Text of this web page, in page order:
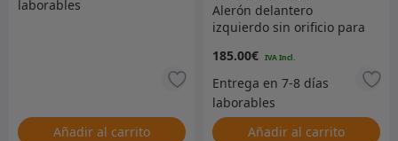
Añadir al carrito
Alerón delantero
izquierdo sin orificio para
pequeño orificio para
intermitente –
ACTUALMENTE AGOTADO,
SIN FECHA DE
VENCIMIENTO
185.00€
Añadir al carrito